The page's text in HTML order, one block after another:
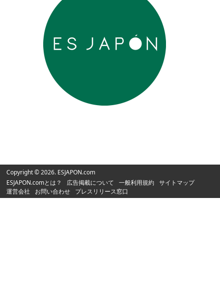
Copyright © 2026. ESJAPON.com
ESJAPON.comとは？
広告掲載について 一般利用規約
サイトマップ
運営会社
お問い合わせ プレスリリース窓口